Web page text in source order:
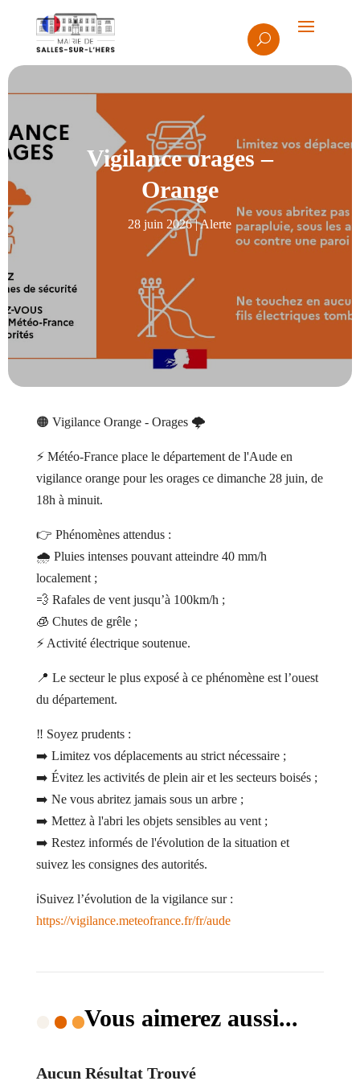
Vigilance orages –
Orange
28 juin 2026|Alerte
🟠 Vigilance Orange - Orages 🌩️
⚡ Météo-France place le département de l'Aude en
vigilance orange pour les orages ce dimanche 28 juin, de
18h à minuit.
👉 Phénomènes attendus :
🌧️ Pluies intenses pouvant atteindre 40 mm/h
localement ;
💨 Rafales de vent jusqu’à 100km/h ;
🧊 Chutes de grêle ;
⚡ Activité électrique soutenue.
📍 Le secteur le plus exposé à ce phénomène est l’ouest
du département.
‼️ Soyez prudents :
➡️ Limitez vos déplacements au strict nécessaire ;
➡️ Évitez les activités de plein air et les secteurs boisés ;
➡️ Ne vous abritez jamais sous un arbre ;
➡️ Mettez à l'abri les objets sensibles au vent ;
➡️ Restez informés de l'évolution de la situation et
suivez les consignes des autorités.
ℹ️Suivez l’évolution de la vigilance sur :
https://vigilance.meteofrance.fr/fr/aude
Vous aimerez aussi...
Aucun Résultat Trouvé